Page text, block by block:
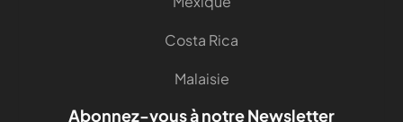
Costa Rica
Malaisie
Abonnez-vous à notre Newsletter